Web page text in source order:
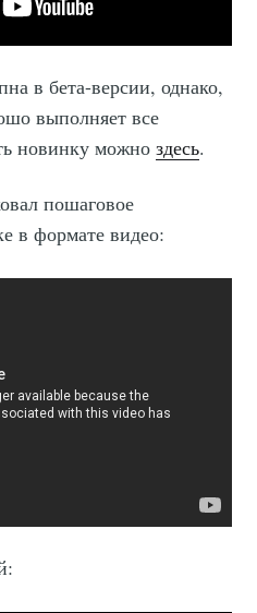
в бета-версии, однако,
выполняет все
новинку можноздесь.
пошаговое
в формате видео: